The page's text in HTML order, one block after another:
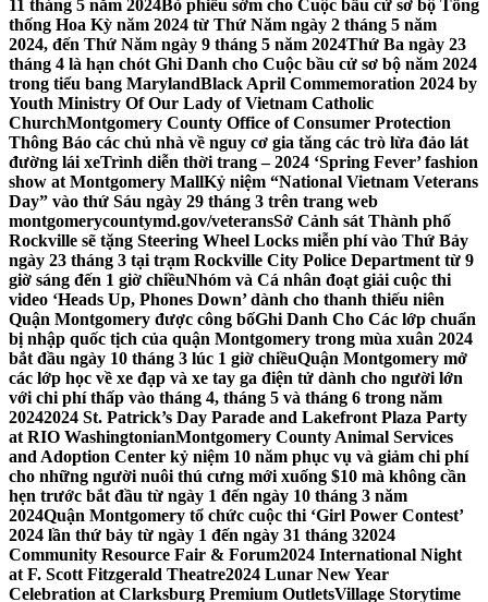
11 tháng 5 năm 2024Bỏ phiếu sớm cho Cuộc bầu cử sơ bộ Tổng
thống Hoa Kỳ năm 2024 từ Thứ Năm ngày 2 tháng 5 năm
2024, đến Thứ Năm ngày 9 tháng 5 năm 2024Thứ Ba ngày 23
tháng 4 là hạn chót Ghi Danh cho Cuộc bầu cử sơ bộ năm 2024
trong tiểu bang MarylandBlack April Commemoration 2024 by
Youth Ministry Of Our Lady of Vietnam Catholic
ChurchMontgomery County Office of Consumer Protection
Thông Báo các chủ nhà về nguy cơ gia tăng các trò lừa đảo lát
đường lái xeTrình diễn thời trang – 2024 ‘Spring Fever’ fashion
show at Montgomery MallKỷ niệm “National Vietnam Veterans
Day” vào thứ Sáu ngày 29 tháng 3 trên trang web
montgomerycountymd.gov/veteransSở Cảnh sát Thành phố
Rockville sẽ tặng Steering Wheel Locks miễn phí vào Thứ Bảy
ngày 23 tháng 3 tại trạm Rockville City Police Department từ 9
giờ sáng đến 1 giờ chiềuNhóm và Cá nhân đoạt giải cuộc thi
video ‘Heads Up, Phones Down’ dành cho thanh thiếu niên
Quận Montgomery được công bốGhi Danh Cho Các lớp chuẩn
bị nhập quốc tịch của quận Montgomery trong mùa xuân 2024
bắt đầu ngày 10 tháng 3 lúc 1 giờ chiềuQuận Montgomery mở
các lớp học về xe đạp và xe tay ga điện tử dành cho người lớn
với chi phí thấp vào tháng 4, tháng 5 và tháng 6 trong năm
20242024 St. Patrick’s Day Parade and Lakefront Plaza Party
at RIO WashingtonianMontgomery County Animal Services
and Adoption Center kỷ niệm 10 năm phục vụ và giảm chi phí
cho những người nuôi thú cưng mới xuống $10 mà không cần
hẹn trước bắt đầu từ ngày 1 đến ngày 10 tháng 3 năm
2024Quận Montgomery tổ chức cuộc thi ‘Girl Power Contest’
2024 lần thứ bảy từ ngày 1 đến ngày 31 tháng 32024
Community Resource Fair & Forum2024 International Night
at F. Scott Fitzgerald Theatre2024 Lunar New Year
Celebration at Clarksburg Premium OutletsVillage Storytime